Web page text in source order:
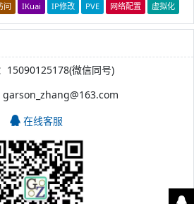
问 IKuai IP修改 PVE 网络配置 虚拟化
15090125178(微信同号)
garson_zhang@163.com
在线客服